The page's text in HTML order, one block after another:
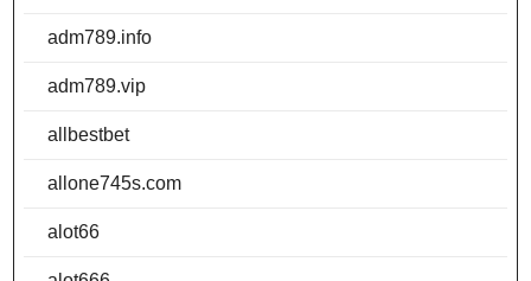
adm789.info
adm789.vip
allbestbet
allone745s.com
alot66